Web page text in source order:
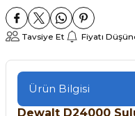
Tavsiye Et Fiyatı
Ürün Bilgisi
Dewalt D24000